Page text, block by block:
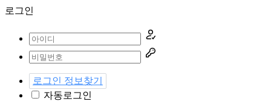
로그인
로그인 정보찾기
자동로그인